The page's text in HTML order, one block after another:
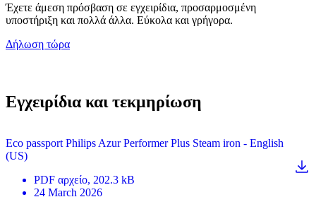
Έχετε άμεση πρόσβαση σε εγχειρίδια, προσαρμοσμένη
υποστήριξη και πολλά άλλα. Εύκολα και γρήγορα.
Δήλωση τώρα
Εγχειρίδια και τεκμηρίωση
Eco passport Philips Azur Performer Plus Steam iron - English
(US)
PDF αρχείο, 202.3 kB
24 March 2026